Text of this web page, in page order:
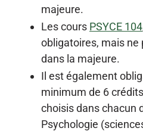
majeure.
Les cours PSYCE 104
obligatoires, mais
dans la majeure.
Il est également
minimum de 6
choisis dans chacun
Psychologie